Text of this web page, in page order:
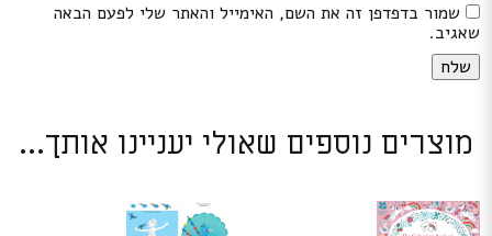
שמור בדפדפן זה את השם, האימייל והאתר שלי לפעם הבאה
שאגיב.
מוצרים נוספים שאולי יעניינו אותך...